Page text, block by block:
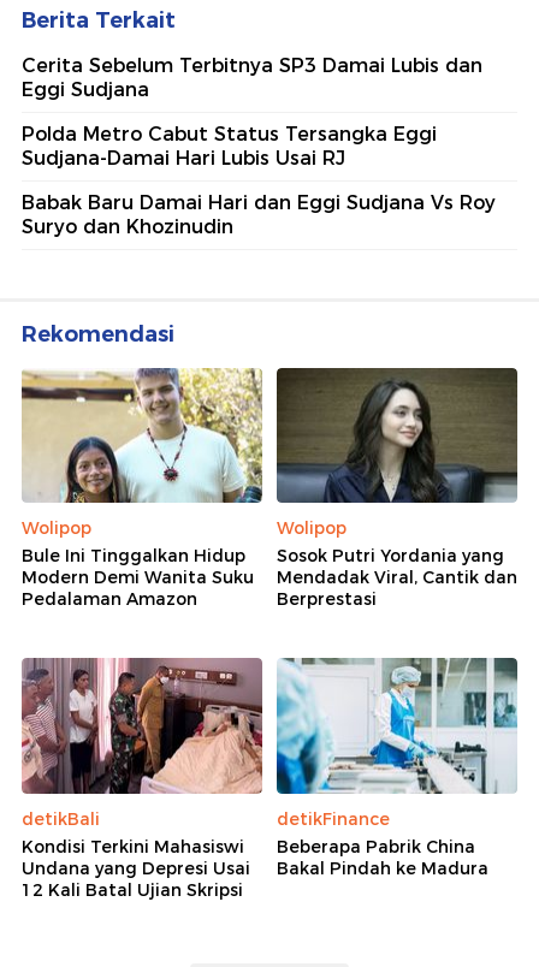
Berita Terkait
Cerita Sebelum Terbitnya SP3 Damai Lubis dan
Eggi Sudjana
Polda Metro Cabut Status Tersangka Eggi
Sudjana-Damai Hari Lubis Usai RJ
Babak Baru Damai Hari dan Eggi Sudjana Vs Roy
Suryo dan Khozinudin
Rekomendasi
Wolipop
Bule Ini Tinggalkan Hidup
Modern Demi Wanita Suku
Pedalaman Amazon
Wolipop
Sosok Putri Yordania yang
Mendadak Viral, Cantik dan
Berprestasi
detikBali
Kondisi Terkini Mahasiswi
Undana yang Depresi Usai
12 Kali Batal Ujian Skripsi
detikFinance
Beberapa Pabrik China
Bakal Pindah ke Madura